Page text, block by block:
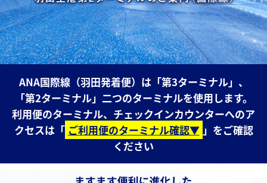
ANA国際線（羽田発着便）は「第3ターミナル」、
「第2ターミナル」二つのターミナルを使用します。
利用便のターミナル、チェックインカウンターへのア
クセスは「 ご利用便のターミナル確認▼ 」をご確認
ください